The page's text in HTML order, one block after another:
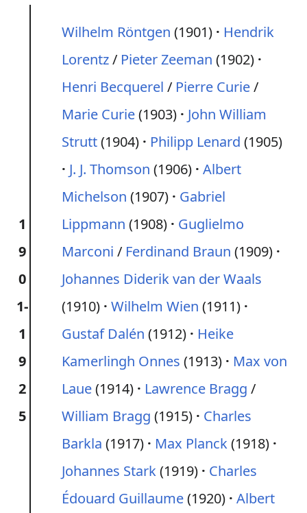
1
9
0
1-
1
9
2
5
Wilhelm Röntgen (1901)
Hendrik
Lorentz/ Pieter Zeeman (1902)
Henri Becquerel / Pierre Curie/
Marie Curie(1903)
John William
Strutt(1904) Philipp Lenard (1905)
J. J. Thomson (1906) Albert
Michelson (1907)
Gabriel
Lippmann (1908)
Guglielmo
Marconi / Ferdinand Braun (1909)
Johannes Diderik van der Waals
(1910) Wilhelm Wien (1911)
Gustaf Dalén (1912)
Heike
Kamerlingh Onnes (1913)
Max von
Laue(1914) Lawrence Bragg /
William Bragg (1915)
Charles
Barkla (1917) Max Planck(1918)
Johannes Stark(1919)
Charles
Édouard Guillaume(1920) Albert